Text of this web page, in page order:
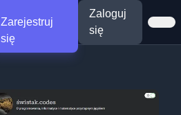
Zarejestruj
się
Zaloguj
się